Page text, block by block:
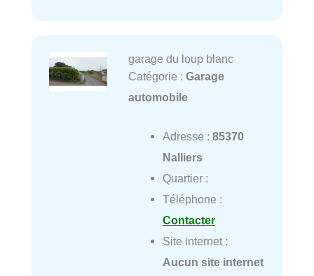
garage du loup blanc
Catégorie : Garage
automobile
Adresse : 85370
Nalliers
Quartier :
Téléphone :
Contacter
Site internet :
Aucun site internet